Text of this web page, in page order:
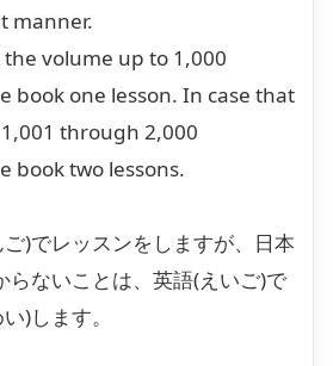
manner.
volume up to 1,000
book one lesson. In case that
through 2,000
book two lessons.
)でレッスンをしますが、日本
らないことは、英語(えいご)で
)します。